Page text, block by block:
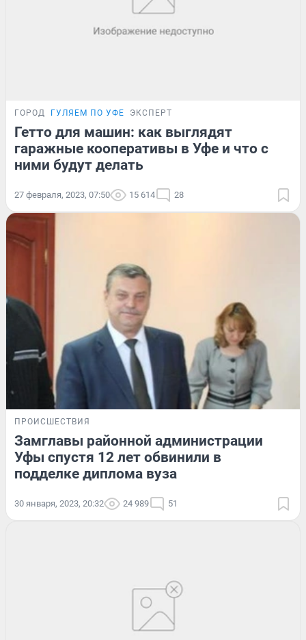
ГОРОД ГУЛЯЕМ ПО УФЕ ЭКСПЕРТ
Гетто для машин: как выглядят
гаражные кооперативы в Уфе и что с
ними будут делать
27 февраля, 2023, 07:50 15 614 28
ПРОИСШЕСТВИЯ
Замглавы районной администрации
Уфы спустя 12 лет обвинили в
подделке диплома вуза
30 января, 2023, 20:32 24 989 51